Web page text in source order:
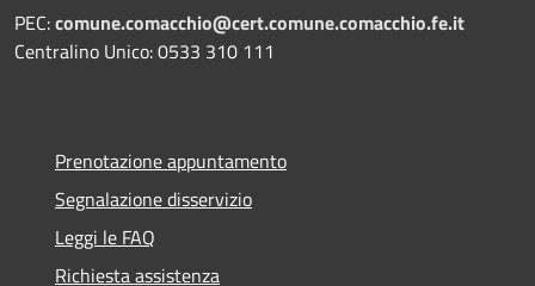
PEC:comune.comacchio@cert.comune.comacchio.fe.it
Centralino Unico: 0533 310 111
Prenotazione appuntamento
Segnalazione disservizio
Leggi le FAQ
Richiesta assistenza